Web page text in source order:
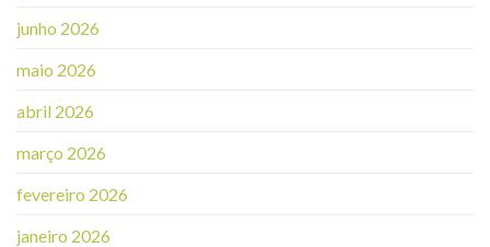
junho 2026
maio 2026
abril 2026
março 2026
fevereiro 2026
janeiro 2026